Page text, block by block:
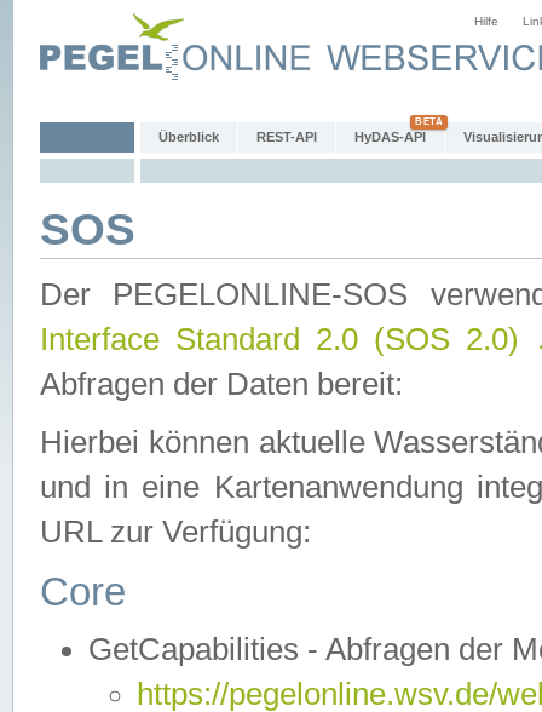
Hilfe
Überblick REST-API HyDAS-API
SOS
Der PEGELONLINE-SOS
Interface Standard 2.0 (SOS 2.0)
Abfragen der Daten bereit:
Hierbei können aktuelle
und in eine Kartenanwendung
URL zur Verfügung:
Core
GetCapabilities - Abfragen der
https://pegelonline.wsv.de/